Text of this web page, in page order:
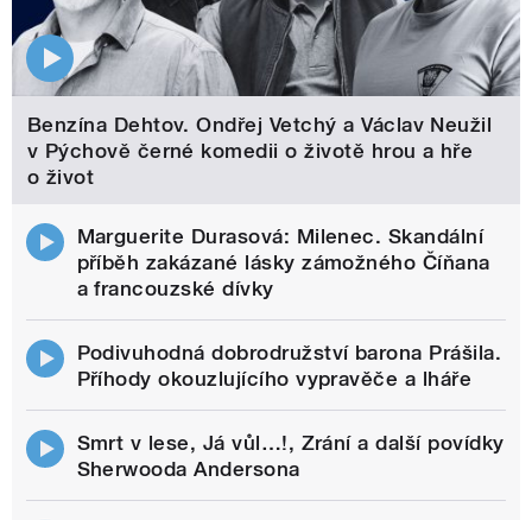
Benzína Dehtov. Ondřej Vetchý a Václav Neužil
v Pýchově černé komedii o životě hrou a hře
o život
Marguerite Durasová: Milenec. Skandální
příběh zakázané lásky zámožného Číňana
a francouzské dívky
Podivuhodná dobrodružství barona Prášila.
Příhody okouzlujícího vypravěče a lháře
Smrt v lese, Já vůl…!, Zrání a další povídky
Sherwooda Andersona